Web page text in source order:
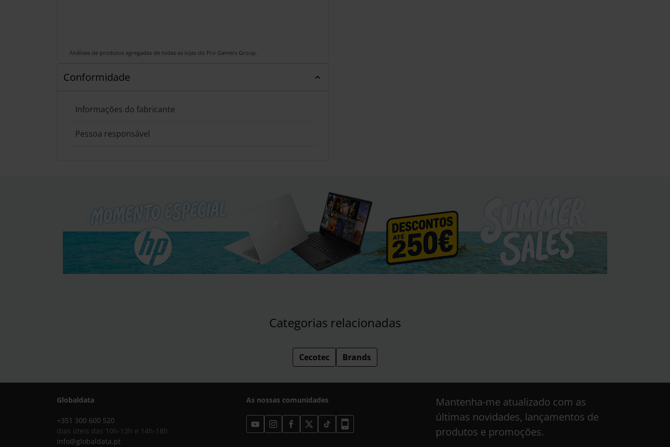
Análises de produtos agregadas de todas as lojas do Pro Gamers Group.
Conformidade
Informações do fabricante
Pessoa responsável
Categorias relacionadas
Cecotec Brands
Globaldata
+351 300 600 520
dias úteis das 10h-13h e 14h-18h
info@globaldata.pt
As nossas comunidades
Mantenha-me atualizado com as
últimas novidades, lançamentos de
produtos e promoções.